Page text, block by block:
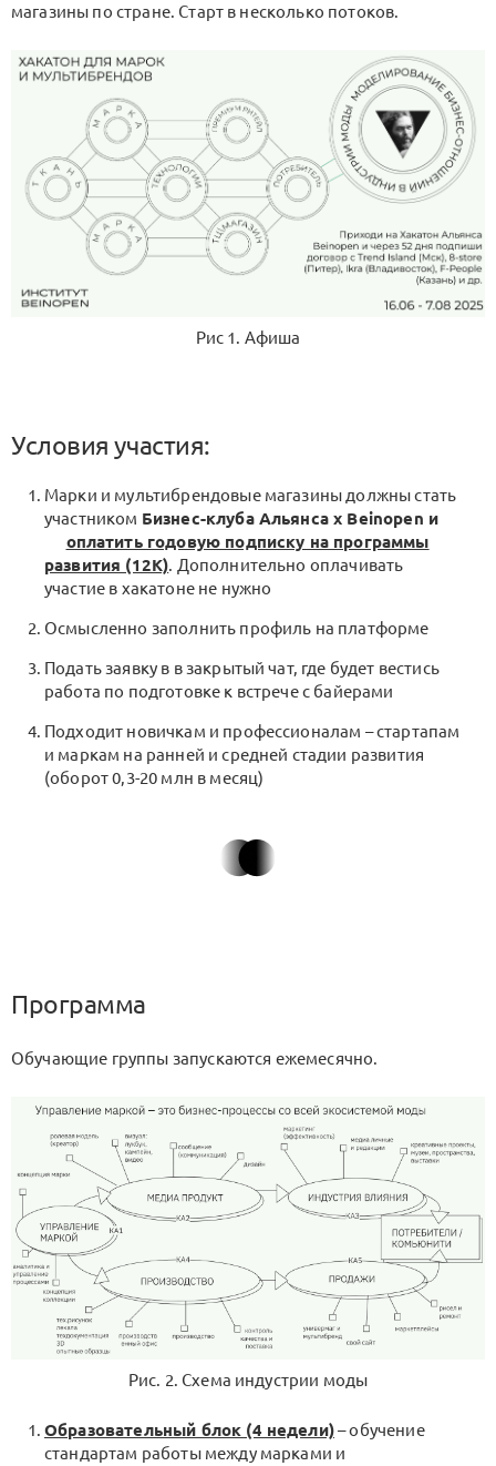
магазины по стране. Старт в несколько потоков.
Рис 1. Афиша
Условия участия:
Марки и мультибрендовые магазины должны стать
участником Бизнес-клуба Альянса х Beinopen и
оплатить годовую подписку на программы
развития (12К). Дополнительно оплачивать
участие в хакатоне не нужно
Осмысленно заполнить профиль на платформе
Подать заявку в в закрытый чат, где будет вестись
работа по подготовке к встрече с байерами
Подходит новичкам и профессионалам – стартапам
и маркам на ранней и средней стадии развития
(оборот 0,3-20 млн в месяц)
Программа
Обучающие группы запускаются ежемесячно.
Рис. 2. Схема индустрии моды
Образовательный блок (4 недели)– обучение
стандартам работы между марками и